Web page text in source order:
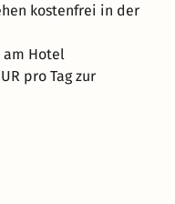
kostenfrei in der
Hotel
pro Tag zur